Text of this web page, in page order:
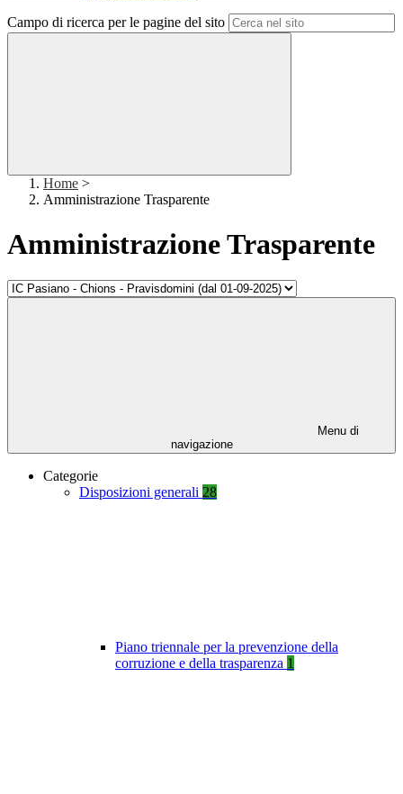
Campo di ricerca per le pagine del sito
Home >
Amministrazione Trasparente
Amministrazione Trasparente
Menu di
navigazione
Categorie
Disposizioni generali 28
Piano triennale per la prevenzione della
corruzione e della trasparenza 1